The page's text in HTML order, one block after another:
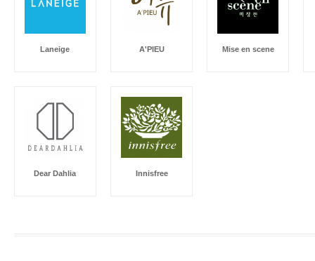
Laneige A'PIEU Mise en scene
Dear Dahlia Innisfree